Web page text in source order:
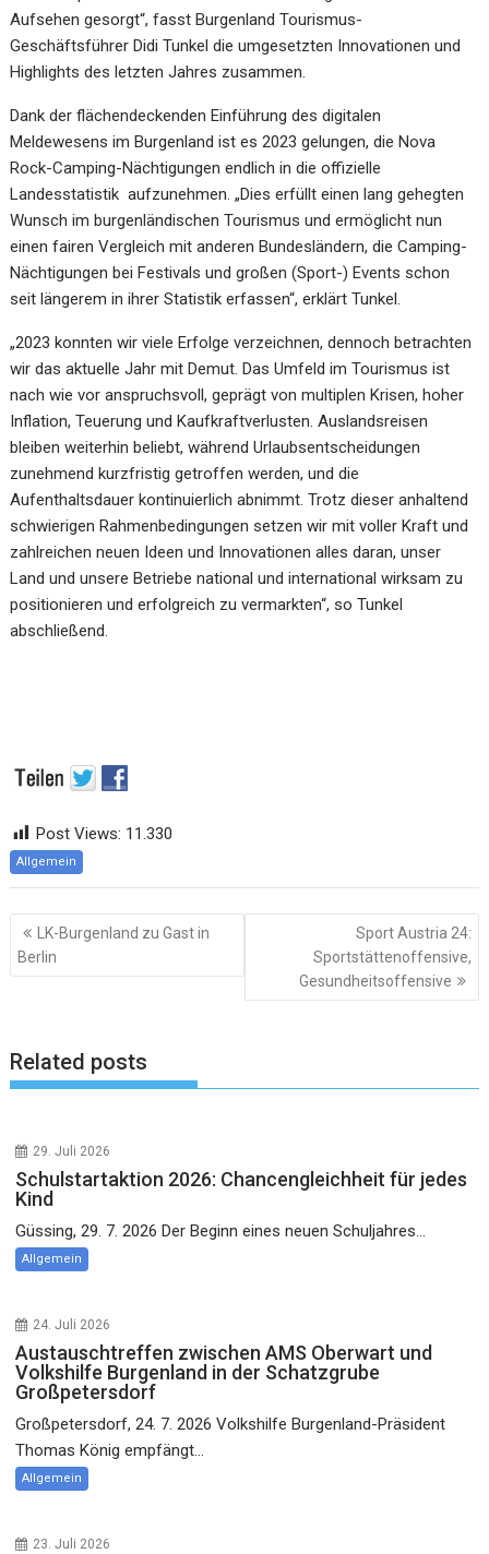
Aufsehen gesorgt“, fasst Burgenland Tourismus-
Geschäftsführer Didi Tunkel die umgesetzten Innovationen und
Highlights des letzten Jahres zusammen.
Dank der flächendeckenden Einführung des digitalen
Meldewesens im Burgenland ist es 2023 gelungen, die Nova
Rock-Camping-Nächtigungen endlich in die offizielle
Landesstatistik aufzunehmen. „Dies erfüllt einen lang gehegten
Wunsch im burgenländischen Tourismus und ermöglicht nun
einen fairen Vergleich mit anderen Bundesländern, die Camping-
Nächtigungen bei Festivals und großen (Sport-) Events schon
seit längerem in ihrer Statistik erfassen“, erklärt Tunkel.
„2023 konnten wir viele Erfolge verzeichnen, dennoch betrachten
wir das aktuelle Jahr mit Demut. Das Umfeld im Tourismus ist
nach wie vor anspruchsvoll, geprägt von multiplen Krisen, hoher
Inflation, Teuerung und Kaufkraftverlusten. Auslandsreisen
bleiben weiterhin beliebt, während Urlaubsentscheidungen
zunehmend kurzfristig getroffen werden, und die
Aufenthaltsdauer kontinuierlich abnimmt. Trotz dieser anhaltend
schwierigen Rahmenbedingungen setzen wir mit voller Kraft und
zahlreichen neuen Ideen und Innovationen alles daran, unser
Land und unsere Betriebe national und international wirksam zu
positionieren und erfolgreich zu vermarkten“, so Tunkel
abschließend.
Post Views: 11.330
Allgemein
Beitragsnavigation
LK-Burgenland zu Gast in
Berlin
Sport Austria 24:
Sportstättenoffensive,
Gesundheitsoffensive
Related posts
29. Juli 2026
Schulstartaktion 2026: Chancengleichheit für jedes
Kind
Güssing, 29. 7. 2026 Der Beginn eines neuen Schuljahres...
Allgemein
24. Juli 2026
Austauschtreffen zwischen AMS Oberwart und
Volkshilfe Burgenland in der Schatzgrube
Großpetersdorf
Großpetersdorf, 24. 7. 2026 Volkshilfe Burgenland-Präsident
Thomas König empfängt...
Allgemein
23. Juli 2026